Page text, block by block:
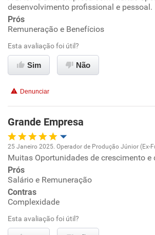
Ambiente de trabalho
Conciliação com a vida familiar
Benefícios
Recomenda a diretoria
desenvolvimento profissional e pessoal.
Prós
Remuneração e Benefícios
Esta avaliação foi útil?
Sim Não
Denunciar
Grande Empresa
Oportunidade de promoção
Ambiente de trabalho
25 Janeiro 2025. Operador de Produção Júnior (Ex-
Muitas Oportunidades de crescimento e
Prós
Salário e Remuneração
Contras
Complexidade
Esta avaliação foi útil?